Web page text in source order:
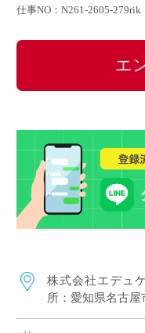
仕事NO：N261-2605-279rik
エ
株式会社エデュ
所：愛知県名古屋